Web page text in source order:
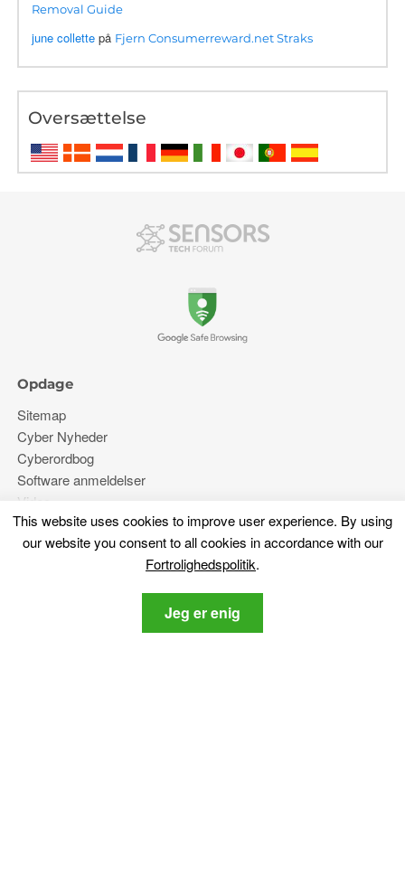
Removal Guide
june collette på Fjern Consumerreward.net Straks
Oversættelse
This website uses cookies to improve user experience. By using
our website you consent to all cookies in accordance with our
Fortrolighedspolitik.
Jeg er enig
Opdage
Sitemap
Cyber ​​Nyheder
Cyberordbog
Software anmeldelser
Video
Forums